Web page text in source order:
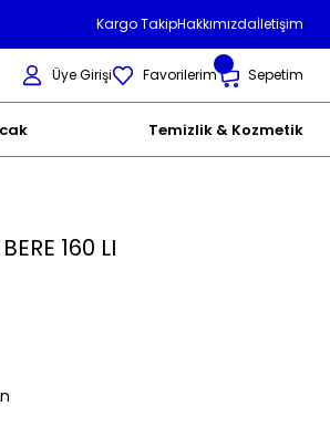
Kargo TakipHakkımızdaİletişim
Üye Girişi Favorilerim Sepetim
Temizlik & Kozmetik
160 LI